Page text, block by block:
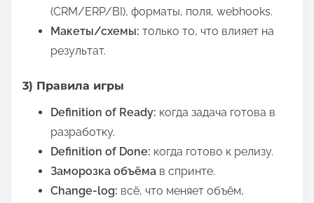
(CRM/ERP/BI), форматы, поля, webhooks.
Макеты/схемы: только то, что влияет на
результат.
3) Правила игры
Definition of Ready: когда задача готова в
разработку.
Definition of Done: когда готово к релизу.
Заморозка объёма в спринте.
Change-log: всё, что меняет объём,